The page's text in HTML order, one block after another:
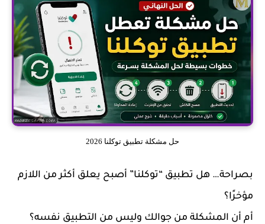
حل مشكلة تطبيق توكلنا 2026
بصراحة… هل تطبيق “توكلنا” أصبح يعلق أكثر من اللازم
مؤخرًا؟
أم أن المشكلة من جوالك وليس من التطبيق نفسه؟